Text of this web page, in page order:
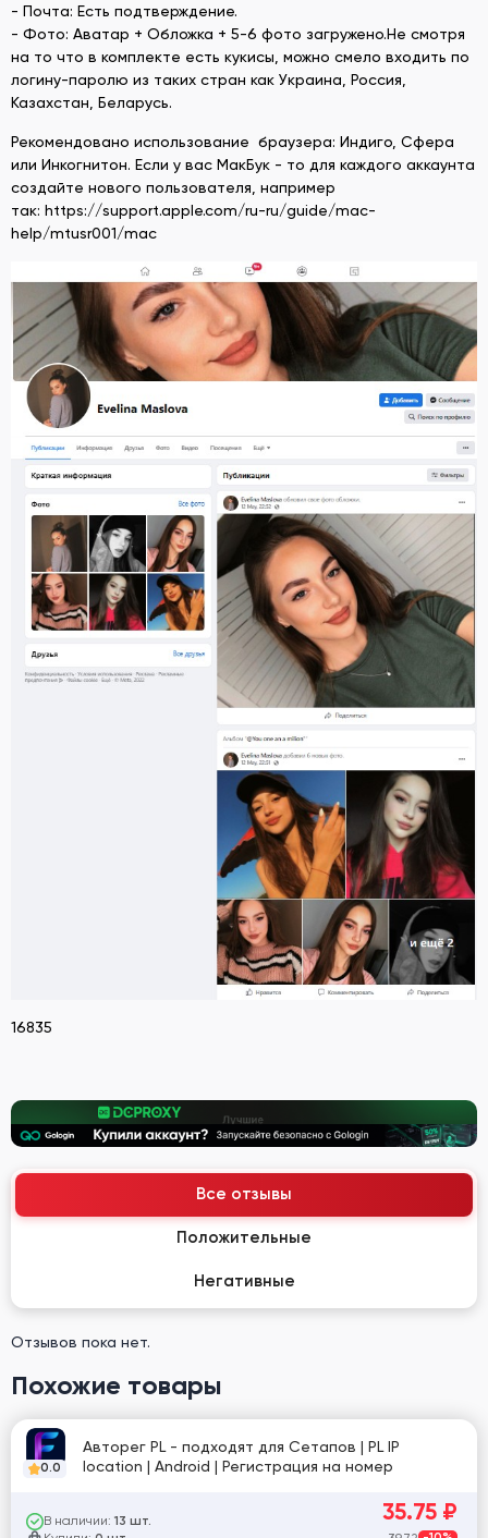
- Почта: Есть подтверждение.
- Фото: Аватар + Обложка + 5-6 фото загружено.Не смотря
на то что в комплекте есть кукисы, можно смело входить по
логину-паролю из таких стран как Украина, Россия,
Казахстан, Беларусь.
Рекомендовано использование браузера: Индиго, Сфера
или Инкогнитон. Если у вас МакБук - то для каждого аккаунта
создайте нового пользователя, например
так: https://support.apple.com/ru-ru/guide/mac-
help/mtusr001/mac
16835
Все отзывы
Положительные
Негативные
Отзывов пока нет.
Похожие товары
0.0
Авторег PL - подходят для Сетапов | PL IP
location | Android | Регистрация на номер
В наличии: 13 шт. 35.75 ₽